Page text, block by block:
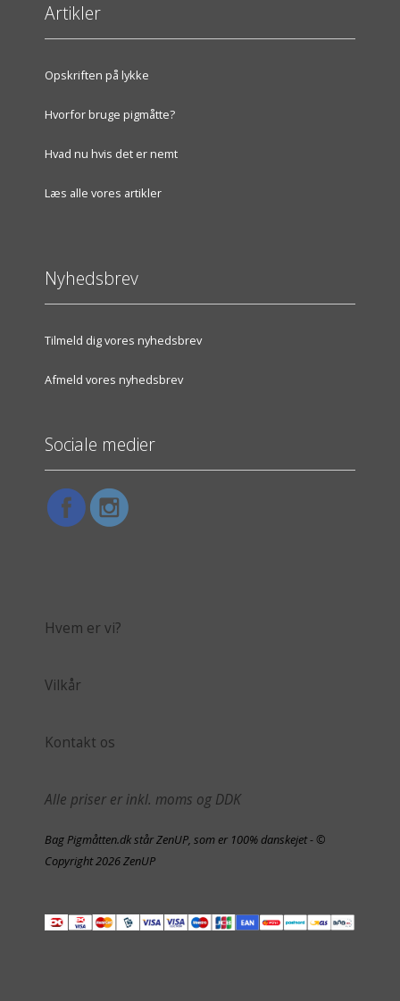
Artikler
Opskriften på lykke
Hvorfor bruge pigmåtte?
Hvad nu hvis det er nemt
Læs alle vores artikler
Nyhedsbrev
Tilmeld dig vores nyhedsbrev
Afmeld vores nyhedsbrev
Sociale medier
Hvem er vi?
Vilkår
Kontakt os
Alle priser er inkl. moms og DDK
Bag Pigmåtten.dk står ZenUP, som er 100% danskejet - ©
Copyright 2026 ZenUP